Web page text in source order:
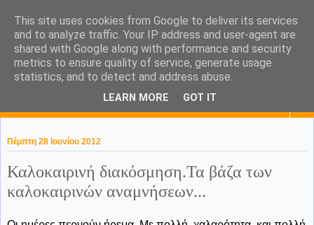
KaPa. Me without you...tea
without a biscuit!
Πέμπτη 28 Ιουνίου 2012
Καλοκαιρινή διακόσμηση.Τα βάζα των
καλοκαιρινών αναμνήσεων...
This site uses cookies from Google to deliver its services
and to analyze traffic. Your IP address and user-agent are
shared with Google along with performance and security
metrics to ensure quality of service, generate usage
statistics, and to detect and address abuse.
LEARN MORE GOT IT